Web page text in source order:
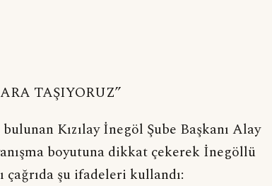
TAŞIYORUZ”
Kızılay İnegöl Şube Başkanı Alay
boyutuna dikkat çekerek İnegöllü
çağrıda şu ifadeleri kullandı: